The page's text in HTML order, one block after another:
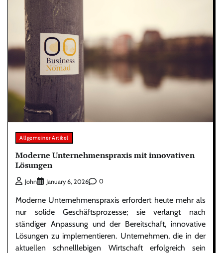
Allgemeiner Artikel
Moderne Unternehmenspraxis mit innovativen
Lösungen
John January 6, 2026 0
Moderne Unternehmenspraxis erfordert heute mehr als
nur solide Geschäftsprozesse; sie verlangt nach
ständiger Anpassung und der Bereitschaft, innovative
Lösungen zu implementieren. Unternehmen, die in der
aktuellen schnelllebigen Wirtschaft erfolgreich sein